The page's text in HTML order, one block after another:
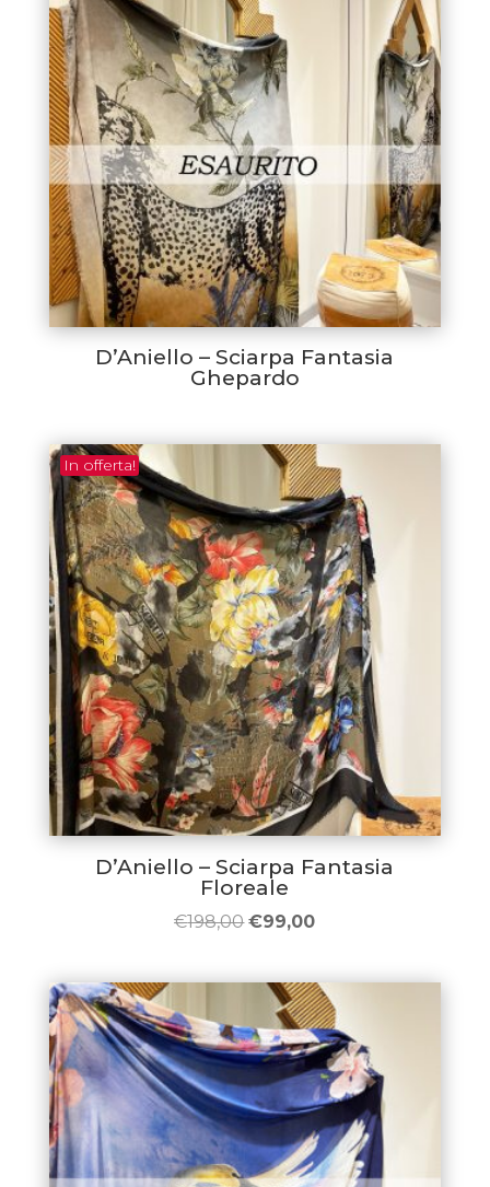
D’Aniello – Sciarpa Fantasia
Ghepardo
In offerta!
D’Aniello – Sciarpa Fantasia
Floreale
€198,00Il
originale
era:
€198,00.
€99,00Il
attuale
è:
€99,00.